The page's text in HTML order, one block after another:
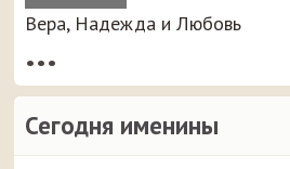
Вера, Надежда и Любовь
•••
Сегодня именины